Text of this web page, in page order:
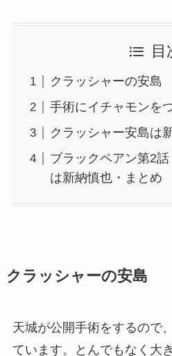
目
クラッシャーの安島
手術にイチャモンを
クラッシャー安島は
ブラックペアン第2
は新納慎也・まとめ
クラッシャーの安島
天城が公開手術をするので
ています。とんでもなく大